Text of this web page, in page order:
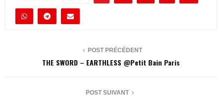
POST PRÉCÉDENT
THE SWORD – EARTHLESS @Petit Bain Paris
POST SUIVANT